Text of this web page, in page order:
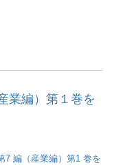
業編）第１巻を
7 編（産業編）第1 巻を